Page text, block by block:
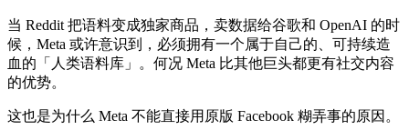
当 Reddit 把语料变成独家商品，卖数据给谷歌和 OpenAI 的时
候，Meta 或许意识到，必须拥有一个属于自己的、可持续造
血的「人类语料库」。何况 Meta 比其他巨头都更有社交内容
的优势。
这也是为什么 Meta 不能直接用原版 Facebook 糊弄事的原因。